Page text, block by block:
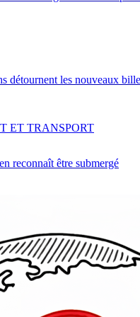
détournent les nouveaux
reconnaît être submergé
ET TRANSPORT